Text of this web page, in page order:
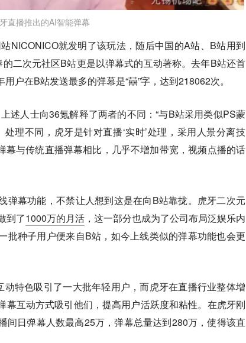
直播推出的AI智能弹幕
NICONICO就发明了该玩法，随后中国的A站、B站用到
二次元社区B站更是以弹幕式的互动著称。去年B站还首
户在B站发送最多的弹幕是“囍”字，达到218062次。
述人士向36氪解释了两者的不同：“与B站采用类似PS蒙
处理不同，虎牙是针对直播‘实时’处理，采用人景分离技
幕与传统直播弹幕相比，几乎不增加带宽，视频点播的话
弹幕功能，不禁让人想到这是在向B站靠拢。虎牙二次元
到了1000万的月活 ，这一部分也成为了公司布局泛娱乐内
批种子用户便来自B站，如今上线类似的弹幕功能也会更
特色吸引了一大批年轻用户，而虎牙在直播行业整体增
幕互动方式吸引他们，提高用户活跃度和粘性。在虎牙刚
间日弹幕人数最高25万，弹幕总量达到280万，使得该直